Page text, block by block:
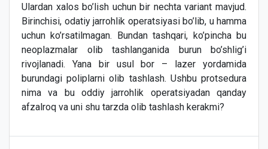
Ulardan xalos bo’lish uchun bir nechta variant mavjud.
Birinchisi, odatiy jarrohlik operatsiyasi bo’lib, u hamma
uchun ko’rsatilmagan. Bundan tashqari, ko’pincha bu
neoplazmalar olib tashlanganida burun bo’shlig’i
rivojlanadi. Yana bir usul bor – lazer yordamida
burundagi poliplarni olib tashlash. Ushbu protsedura
nima va bu oddiy jarrohlik operatsiyadan qanday
afzalroq va uni shu tarzda olib tashlash kerakmi?